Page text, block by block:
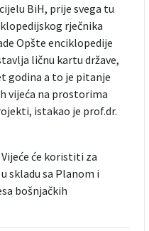
BiH, prije svega tu
rječnika
Opšte enciklopedije
ličnu kartu države,
godina a to je pitanje
vijeća na prostorima
istakao je prof.dr.
Vijeće će koristiti za
skladu sa Planom i
bošnjačkih